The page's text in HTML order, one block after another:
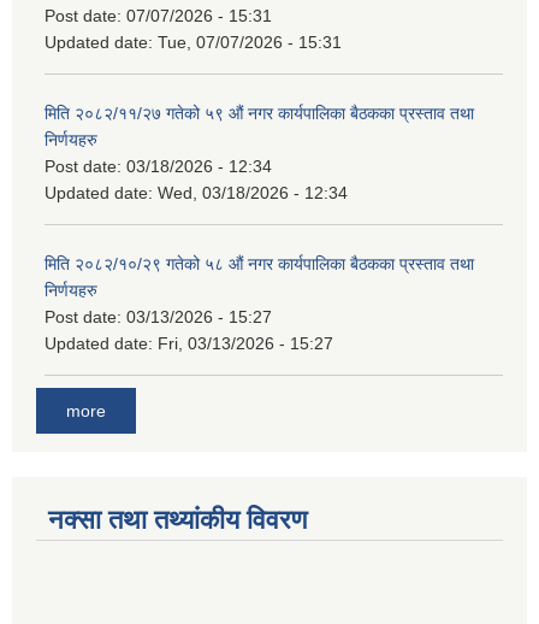
Post date: 07/07/2026 - 15:31
Updated date: Tue, 07/07/2026 - 15:31
मिति २०८२/११/२७ गतेको ५९ औं नगर कार्यपालिका बैठकका प्रस्ताव तथा
निर्णयहरु
Post date: 03/18/2026 - 12:34
Updated date: Wed, 03/18/2026 - 12:34
मिति २०८२/१०/२९ गतेको ५८ औं नगर कार्यपालिका बैठकका प्रस्ताव तथा
निर्णयहरु
Post date: 03/13/2026 - 15:27
Updated date: Fri, 03/13/2026 - 15:27
more
नक्सा तथा तथ्यांकीय विवरण